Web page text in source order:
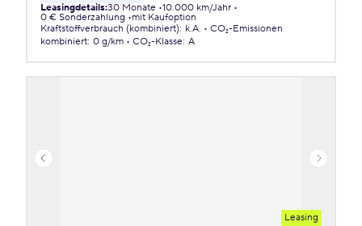
Leasingdetails:30 Monate 10.000 km/Jahr
0 € Sonderzahlung
mit Kaufoption
Kraftstoffverbrauch (kombiniert): k.A.
CO₂-Emissionen
kombiniert: 0 g/km CO₂-Klasse: A
Leasing